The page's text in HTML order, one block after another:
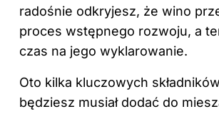
radośnie odkryjesz, że wino
proces wstępnego rozwoju, a
czas na jego wyklarowanie.
Oto kilka kluczowych
będziesz musiał dodać do